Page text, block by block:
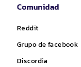
Comunidad
Reddit
Grupo de facebook
Discordia